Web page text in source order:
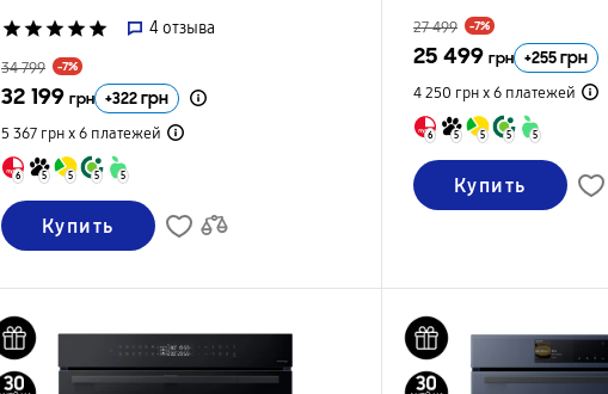
star star star star star 4отзыва
34 799 -7%
32 199 грн +322грн
5 367 грн х 6 платежей
6 5 5 5 5
Купить
27 499 -7%
25 499 грн +255грн
4 250 грн х 6 платежей
6 5 5 5 5
Купить